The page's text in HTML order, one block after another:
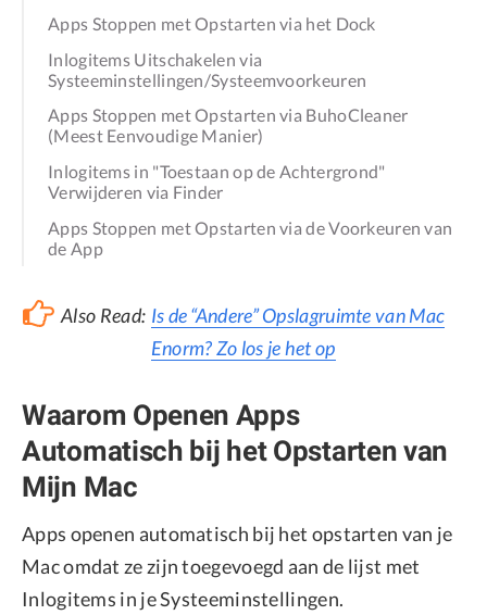
Apps Stoppen met Opstarten via het Dock
Inlogitems Uitschakelen via
Systeeminstellingen/Systeemvoorkeuren
Apps Stoppen met Opstarten via BuhoCleaner
(Meest Eenvoudige Manier)
Inlogitems in "Toestaan op de Achtergrond"
Verwijderen via Finder
Apps Stoppen met Opstarten via de Voorkeuren van
de App
Also Read: Is de “Andere” Opslagruimte van Mac
Enorm? Zo los je het op
Waarom Openen Apps
Automatisch bij het Opstarten van
Mijn Mac
Apps openen automatisch bij het opstarten van je
Mac omdat ze zijn toegevoegd aan de lijst met
Inlogitems in je Systeeminstellingen.